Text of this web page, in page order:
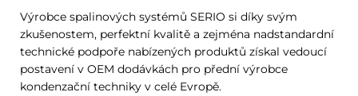
Výrobce spalinových systémů SERIO si díky svým
zkušenostem, perfektní kvalitě a zejména nadstandardní
technické podpoře nabízených produktů získal vedoucí
postavení v OEM dodávkách pro přední výrobce
kondenzační techniky v celé Evropě.